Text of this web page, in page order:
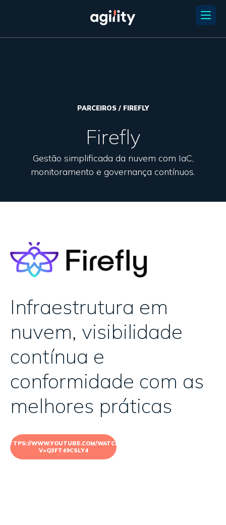
PARCEIROS / FIREFLY
Firefly
Gestão simplificada da nuvem com IaC,
monitoramento e governança contínuos.
Infraestrutura em
nuvem, visibilidade
contínua e
conformidade com as
melhores práticas
HTTPS://WWW.YOUTUBE.COM/WATCH?
V=Q3FT49CSLY4